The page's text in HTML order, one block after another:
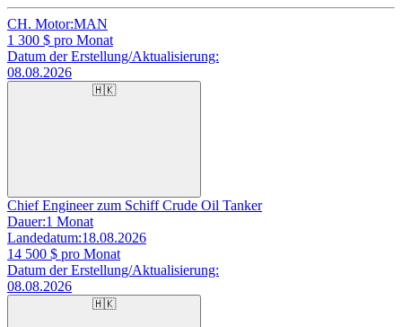
CH. Motor:MAN
1 300 $ pro Monat
Datum der Erstellung/Aktualisierung:
08.08.2026
🇭🇰
Chief Engineer zum Schiff Crude Oil Tanker
Dauer:1 Monat
Landedatum:18.08.2026
14 500 $ pro Monat
Datum der Erstellung/Aktualisierung:
08.08.2026
🇭🇰